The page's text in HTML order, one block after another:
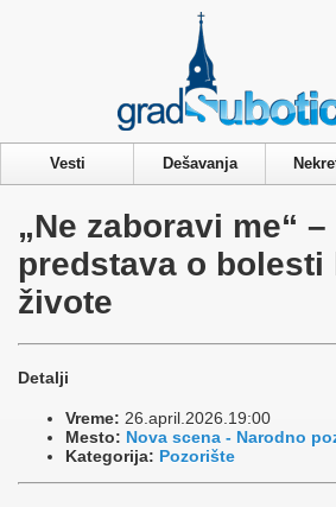
Vesti Dešavanja
„Ne zaboravi me“
predstava o bolesti
živote
Detalji
Vreme: 26.april.2026.19:00
Mesto: Nova scena - Narodno
Kategorija: Pozorište
Privacy & Cookies